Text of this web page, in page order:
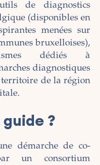
de diagnostics
(disponibles en
menées sur
bruxelloises),
dédiés à
diagnostiques
de la région
?
démarche de co-
un consortium